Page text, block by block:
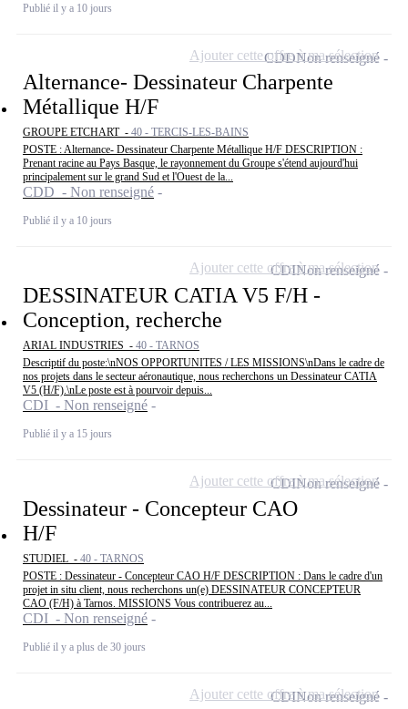
Publié il y a 10 jours
Alternance- Dessinateur Charpente
Métallique H/F
GROUPE ETCHART - 40 - TERCIS-LES-BAINS
POSTE : Alternance- Dessinateur Charpente Métallique H/F DESCRIPTION :
Prenant racine au Pays Basque, le rayonnement du Groupe s'étend aujourd'hui
principalement sur le grand Sud et l'Ouest de la...
CDD - Non renseigné
Publié il y a 10 jours
CDDNon renseigné
Ajouter cette offre à ma sélection
DESSINATEUR CATIA V5 F/H -
Conception, recherche
ARIAL INDUSTRIES - 40 - TARNOS
Descriptif du poste:\nNOS OPPORTUNITES / LES MISSIONS\nDans le cadre de
nos projets dans le secteur aéronautique, nous recherchons un Dessinateur CATIA
V5 (H/F).\nLe poste est à pourvoir depuis...
CDI - Non renseigné
Publié il y a 15 jours
CDINon renseigné
Ajouter cette offre à ma sélection
Dessinateur - Concepteur CAO
H/F
STUDIEL - 40 - TARNOS
POSTE : Dessinateur - Concepteur CAO H/F DESCRIPTION : Dans le cadre d'un
projet in situ client, nous recherchons un(e) DESSINATEUR CONCEPTEUR
CAO (F/H) à Tarnos. MISSIONS Vous contribuerez au...
CDI - Non renseigné
Publié il y a plus de 30 jours
CDINon renseigné
Ajouter cette offre à ma sélection
CDINon renseigné
Ajouter cette offre à ma sélection